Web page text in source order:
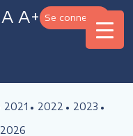
A A+ Se connecter
2021 2022
2023
2026